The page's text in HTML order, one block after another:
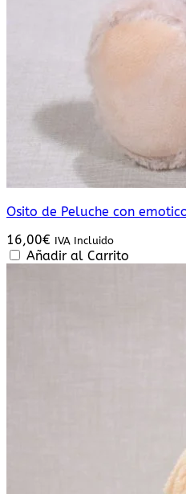
Osito de Peluche con
16,00€ IVA Incluido
Añadir al Carrito